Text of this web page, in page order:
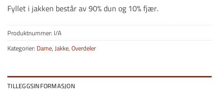
Fyllet i jakken består av 90% dun og 10% fjær.
Produktnummer: I/A
Kategorier: Dame,Jakke,Overdeler
TILLEGGSINFORMASJON